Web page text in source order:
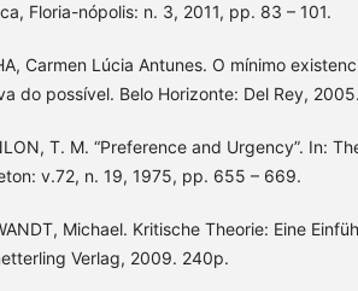
Floria-nópolis: n. 3, 2011, pp. 83 – 101.
Carmen Lúcia Antunes. O mínimo
do possível. Belo Horizonte: Del Rey, 2005.
T. M. “Preference and Urgency”. In:
v.72, n. 19, 1975, pp. 655 – 669.
Michael. Kritische Theorie: Eine
Verlag, 2009. 240p.